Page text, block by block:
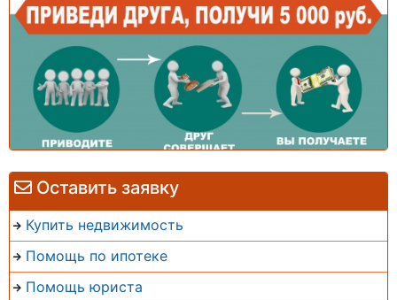
Оставить заявку
Купить недвижимость
Помощь по ипотеке
Помощь юриста